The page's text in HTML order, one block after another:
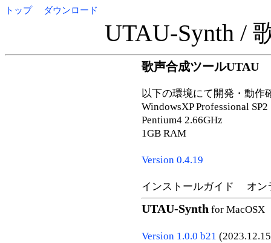
トップ ダウンロード
UTAU-Synth /
歌声合成ツールUTAU
以下の環境にて開発・動作
WindowsXP Professional SP2
Pentium4 2.66GHz
1GB RAM
Version 0.4.19
インストールガイド オ
UTAU-Synth for MacOSX
Version 1.0.0 b21